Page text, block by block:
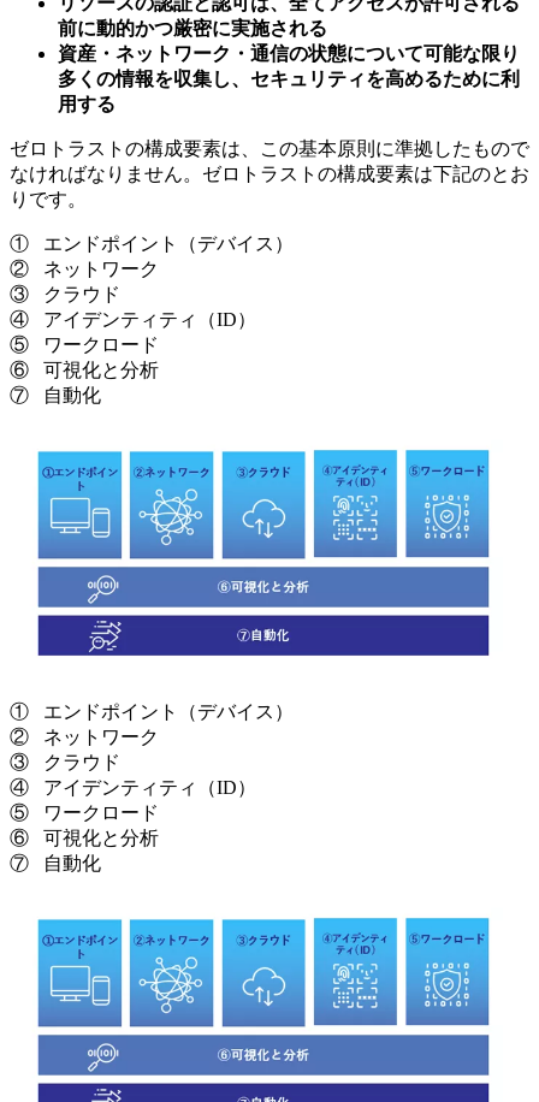
前に動的かつ厳密に実施される
資産・ネットワーク・通信の状態について可能な限り
多くの情報を収集し、セキュリティを高めるために利
用する
ゼロトラストの構成要素は、この基本原則に準拠したもので
なければなりません。ゼロトラストの構成要素は下記のとお
りです。
① エンドポイント（デバイス）
② ネットワーク
③ クラウド
④ アイデンティティ（ID）
⑤ ワークロード
⑥ 可視化と分析
⑦ 自動化
① エンドポイント（デバイス）
② ネットワーク
③ クラウド
④ アイデンティティ（ID）
⑤ ワークロード
⑥ 可視化と分析
⑦ 自動化